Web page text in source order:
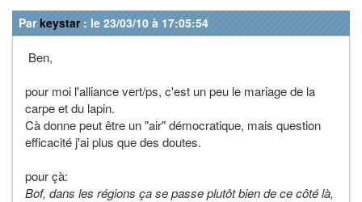
Parkeystar: le 23/03/10 à 17:05:54
Ben,
pour moi l'alliance vert/ps, c'est un peu le mariage de la
carpe et du lapin.
Cà donne peut être un "air" démocratique, mais question
efficacité j'ai plus que des doutes.
pour çà:
Bof, dans les régions ça se passe plutôt bien de ce côté là,